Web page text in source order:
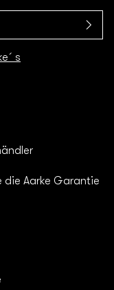
die Aarke Garantie